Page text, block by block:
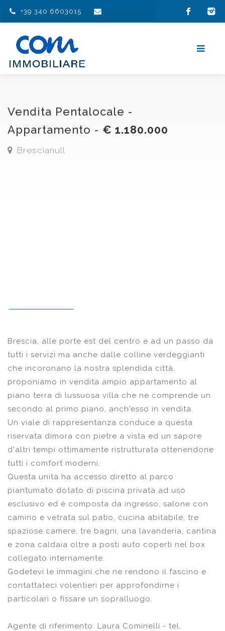
+39 340 6603015
Vendita Pentalocale -
Appartamento - € 1.180.000
Brescianull
Brescia, alle porte est del centro e ad un passo da
tutti i servizi ma anche dalle colline verdeggianti
che incoronano la nostra splendida città,
proponiamo in vendita ampio appartamento al
piano terra di lussuosa villa che ne comprende un
secondo al primo piano, anch'esso in vendita.
Un viale di rappresentanza conduce a questa
riservata dimora con pietre a vista ed un sapore
d'altri tempi ottimamente ristrutturata ottenendone
tutti i comfort moderni.
Questa unità ha accesso diretto al parco
piantumato dotato di piscina privata ad uso
esclusivo ed è composta da ingresso, salone con
camino e vetrata sul patio, cucina abitabile, tre
spaziose camere, tre bagni, una lavanderia, cantina
e zona caldaia oltre a posti auto coperti nel box
collegato internamente.
Godetevi le immagini che ne rendono il fascino e
contattateci volentieri per approfondirne i
particolari o fissare un sopralluogo.
Agente di riferimento: Laura Cominelli - tel.